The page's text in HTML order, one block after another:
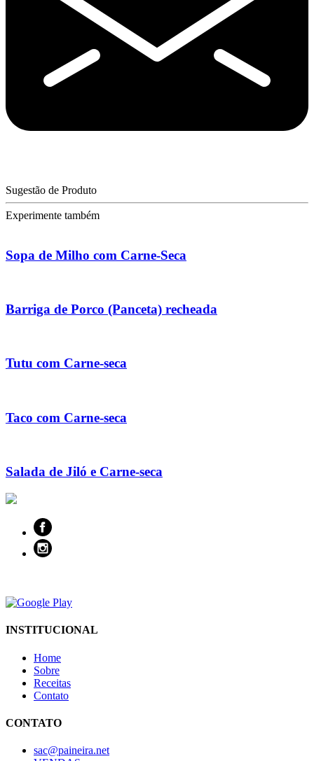
Sugestão de Produto
Experimente também
Sopa de Milho com Carne-Seca
Barriga de Porco (Panceta) recheada
Tutu com Carne-seca
Taco com Carne-seca
Salada de Jiló e Carne-seca
INSTITUCIONAL
Home
Sobre
Receitas
Contato
CONTATO
sac@paineira.net